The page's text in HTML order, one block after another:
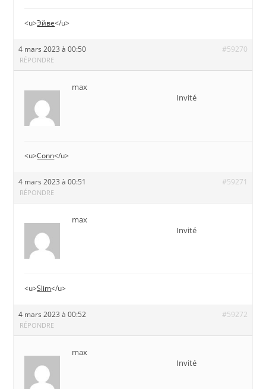
<u>Эйве</u>
4 mars 2023 à 00:50 #59270
RÉPONDRE
max
Invité
<u>Conn</u>
4 mars 2023 à 00:51 #59271
RÉPONDRE
max
Invité
<u>Slim</u>
4 mars 2023 à 00:52 #59272
RÉPONDRE
max
Invité